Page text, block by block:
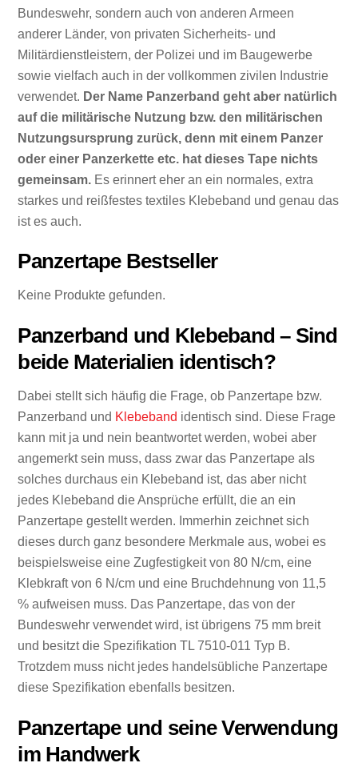
Bundeswehr, sondern auch von anderen Armeen
anderer Länder, von privaten Sicherheits- und
Militärdienstleistern, der Polizei und im Baugewerbe
sowie vielfach auch in der vollkommen zivilen Industrie
verwendet. Der Name Panzerband geht aber natürlich
auf die militärische Nutzung bzw. den militärischen
Nutzungsursprung zurück, denn mit einem Panzer
oder einer Panzerkette etc. hat dieses Tape nichts
gemeinsam. Es erinnert eher an ein normales, extra
starkes und reißfestes textiles Klebeband und genau das
ist es auch.
Panzertape Bestseller
Keine Produkte gefunden.
Panzerband und Klebeband – Sind
beide Materialien identisch?
Dabei stellt sich häufig die Frage, ob Panzertape bzw.
Panzerband und Klebeband identisch sind. Diese Frage
kann mit ja und nein beantwortet werden, wobei aber
angemerkt sein muss, dass zwar das Panzertape als
solches durchaus ein Klebeband ist, das aber nicht
jedes Klebeband die Ansprüche erfüllt, die an ein
Panzertape gestellt werden. Immerhin zeichnet sich
dieses durch ganz besondere Merkmale aus, wobei es
beispielsweise eine Zugfestigkeit von 80 N/cm, eine
Klebkraft von 6 N/cm und eine Bruchdehnung von 11,5
% aufweisen muss. Das Panzertape, das von der
Bundeswehr verwendet wird, ist übrigens 75 mm breit
und besitzt die Spezifikation TL 7510-011 Typ B.
Trotzdem muss nicht jedes handelsübliche Panzertape
diese Spezifikation ebenfalls besitzen.
Panzertape und seine Verwendung
im Handwerk